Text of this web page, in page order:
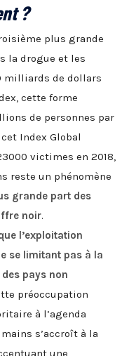
?
plus grande
la drogue et les
milliards de dollars
cette forme
de personnes par
Index Global
victimes en 2018,
reste un phénomène
grande part des
noir.
l’exploitation
se limitant pas à la
pays non
préoccupation
à l’agenda
s’accroît à la
une